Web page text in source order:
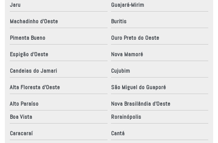
Jaru Guajará-Mirim
Machadinho d'Oeste Buritis
Pimenta Bueno Ouro Preto do Oeste
Espigão d'Oeste Nova Mamoré
Candeias do Jamari Cujubim
Alta Floresta d'Oeste São Miguel do Guaporé
Alto Paraíso
Nova Brasilândia d'Oeste
Boa Vista
Rorainópolis
Caracaraí Cantá